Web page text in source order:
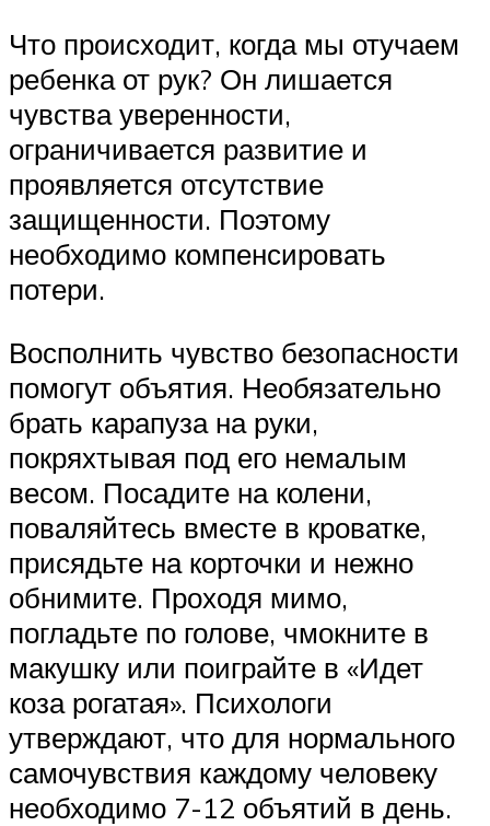
Что происходит, когда мы отучаем
ребенка от рук? Он лишается
чувства уверенности,
ограничивается развитие и
проявляется отсутствие
защищенности. Поэтому
необходимо компенсировать
потери.
Восполнить чувство безопасности
помогут объятия. Необязательно
брать карапуза на руки,
покряхтывая под его немалым
весом. Посадите на колени,
поваляйтесь вместе в кроватке,
присядьте на корточки и нежно
обнимите. Проходя мимо,
погладьте по голове, чмокните в
макушку или поиграйте в «Идет
коза рогатая». Психологи
утверждают, что для нормального
самочувствия каждому человеку
необходимо 7-12 объятий в день.